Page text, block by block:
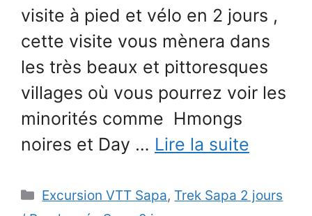
visite à pied et vélo en 2 jours ,
cette visite vous mènera dans
les très beaux et pittoresques
villages où vous pourrez voir les
minorités comme Hmongs
noires et Day … Lire la suite
Catégories
Excursion VTT Sapa, Trek Sapa 2 jours